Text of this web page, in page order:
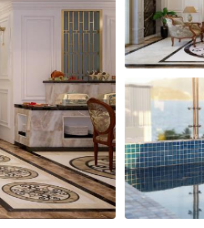
22
28 29
20 21
27 28